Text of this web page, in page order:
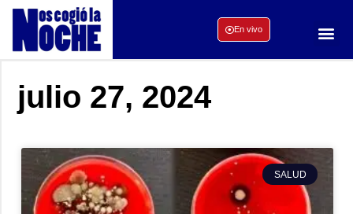
En vivo
julio 27, 2024
SALUD